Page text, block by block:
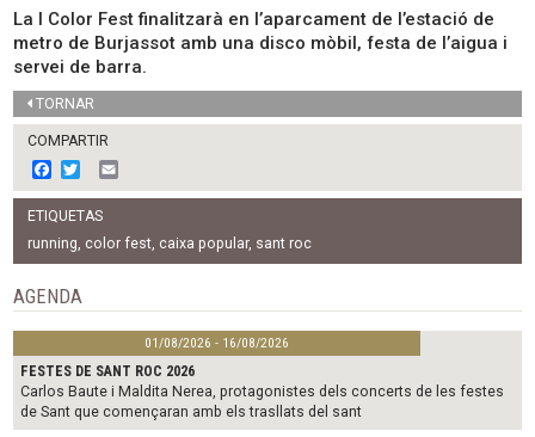
La I Color Fest finalitzarà en l’aparcament de l’estació de
metro de Burjassot amb una disco mòbil, festa de l’aigua i
servei de barra.
TORNAR
COMPARTIR
F
a
c
e
b
o
o
k
w
i
t
t
e
m
l
ETIQUETAS
running, color fest, caixa popular, sant roc
AGENDA
01/08/2026 - 16/08/2026
FESTES DE SANT ROC 2026
Carlos Baute i Maldita Nerea, protagonistes dels concerts de les festes
de Sant que començaran amb els trasllats del sant